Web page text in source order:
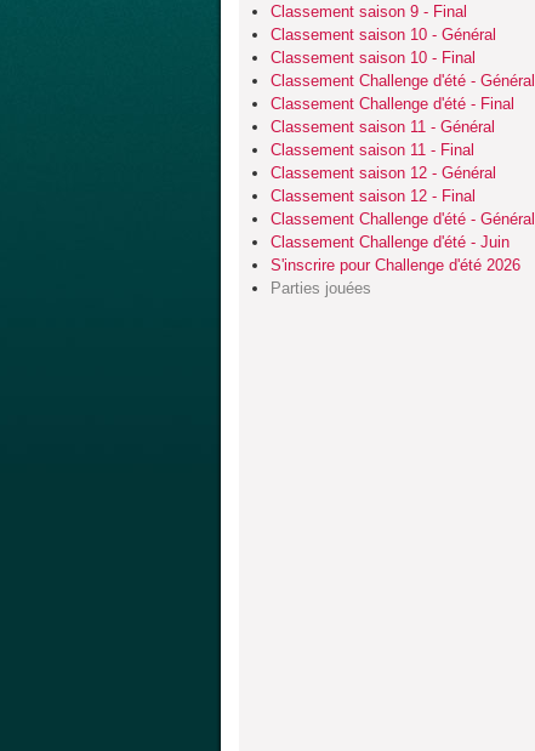
Classement saison 9 - Final
Classement saison 10 - Général
Classement saison 10 - Final
Classement Challenge d'été - Général
Classement Challenge d'été - Final
Classement saison 11 - Général
Classement saison 11 - Final
Classement saison 12 - Général
Classement saison 12 - Final
Classement Challenge d'été - Général
Classement Challenge d'été - Juin
S'inscrire pour Challenge d'été 2026
Parties jouées